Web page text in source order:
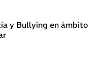
y Bullying en ámbito